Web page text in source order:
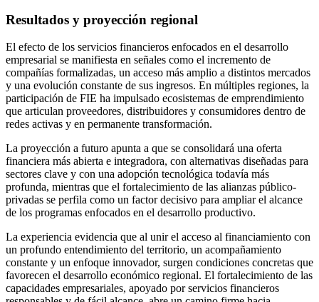
Resultados y proyección regional
El efecto de los servicios financieros enfocados en el desarrollo
empresarial se manifiesta en señales como el incremento de
compañías formalizadas, un acceso más amplio a distintos mercados
y una evolución constante de sus ingresos. En múltiples regiones, la
participación de FIE ha impulsado ecosistemas de emprendimiento
que articulan proveedores, distribuidores y consumidores dentro de
redes activas y en permanente transformación.
La proyección a futuro apunta a que se consolidará una oferta
financiera más abierta e integradora, con alternativas diseñadas para
sectores clave y con una adopción tecnológica todavía más
profunda, mientras que el fortalecimiento de las alianzas público-
privadas se perfila como un factor decisivo para ampliar el alcance
de los programas enfocados en el desarrollo productivo.
La experiencia evidencia que al unir el acceso al financiamiento con
un profundo entendimiento del territorio, un acompañamiento
constante y un enfoque innovador, surgen condiciones concretas que
favorecen el desarrollo económico regional. El fortalecimiento de las
capacidades empresariales, apoyado por servicios financieros